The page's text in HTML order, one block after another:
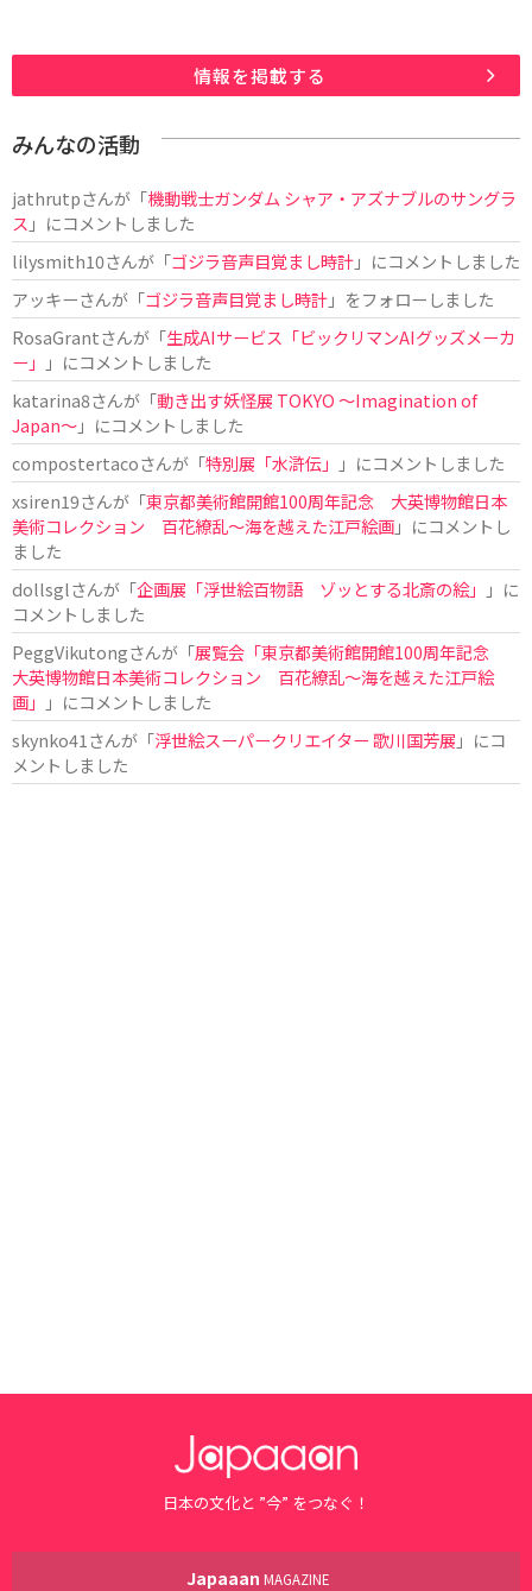
情報を掲載する
みんなの活動
jathrutpさんが「機動戦士ガンダム シャア・アズナブルのサングラ
ス 」にコメントしました
lilysmith10さんが「ゴジラ音声目覚まし時計」にコメントしました
アッキーさんが「ゴジラ音声目覚まし時計」をフォローしました
RosaGrantさんが「生成AIサービス「ビックリマンAIグッズメーカ
ー」
」にコメントしました
katarina8さんが「動き出す妖怪展 TOKYO 〜Imagination of
Japan〜」にコメントしました
compostertacoさんが「特別展「水滸伝」
」にコメントしました
xsiren19さんが「東京都美術館開館100周年記念 大英博物館日本
美術コレクション 百花繚乱～海を越えた江戸絵画」にコメントし
ました
dollsglさんが「企画展「浮世絵百物語 ゾッとする北斎の絵」
」に
コメントしました
PeggVikutongさんが「展覧会「東京都美術館開館100周年記念
大英博物館日本美術コレクション 百花繚乱〜海を越えた江戸絵
画」
」にコメントしました
skynko41 さんが「浮世絵スーパークリエイター 歌川国芳展 」にコ
メントしました
日本の文化と ”今” をつなぐ！
Japaaan MAGAZINE